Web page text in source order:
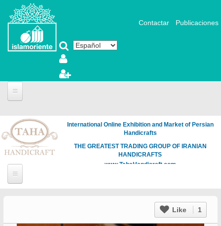
Pasar al contenido principal
Contactar Publicaciones
International Online Exhibition and Market of Persian
Handicrafts
THE GREATEST TRADING GROUP OF IRANIAN
HANDICRAFTS
www.TahaHandicraft.com
Like 1